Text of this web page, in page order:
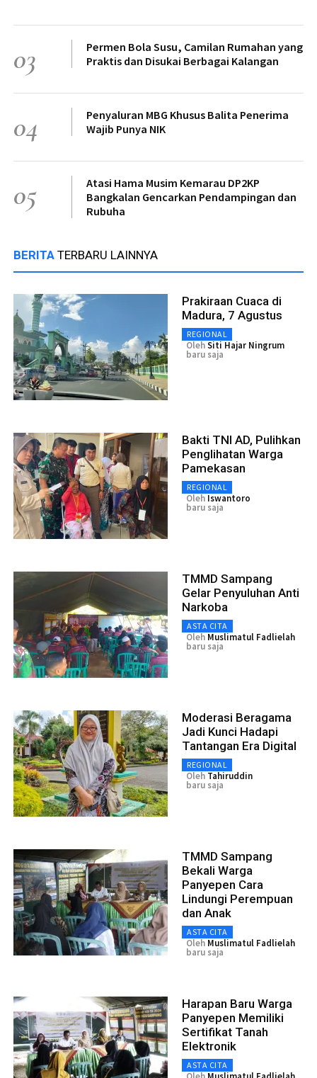
03
Permen Bola Susu, Camilan Rumahan yang
Praktis dan Disukai Berbagai Kalangan
04
Penyaluran MBG Khusus Balita Penerima
Wajib Punya NIK
05
Atasi Hama Musim Kemarau DP2KP
Bangkalan Gencarkan Pendampingan dan
Rubuha
BERITA TERBARU LAINNYA
Prakiraan Cuaca di
Madura, 7 Agustus
REGIONAL
OlehSiti Hajar Ningrum
baru saja
Bakti TNI AD, Pulihkan
Penglihatan Warga
Pamekasan
REGIONAL
Oleh Iswantoro
baru saja
TMMD Sampang
Gelar Penyuluhan Anti
Narkoba
ASTA CITA
Oleh Muslimatul Fadlielah
baru saja
Moderasi Beragama
Jadi Kunci Hadapi
Tantangan Era Digital
REGIONAL
Oleh Tahiruddin
baru saja
TMMD Sampang
Bekali Warga
Panyepen Cara
Lindungi Perempuan
dan Anak
ASTA CITA
Oleh Muslimatul Fadlielah
baru saja
Harapan Baru Warga
Panyepen Memiliki
Sertifikat Tanah
Elektronik
ASTA CITA